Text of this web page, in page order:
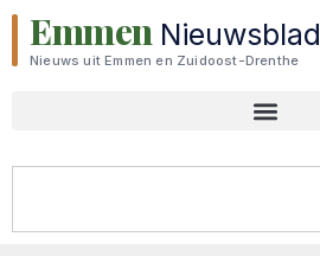
Emmen Nieuwsblad
Nieuws uit Emmen en Zuidoost-Drenthe